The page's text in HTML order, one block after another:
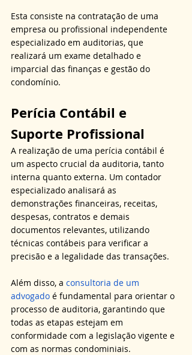
Esta consiste na contratação de uma
empresa ou profissional independente
especializado em auditorias, que
realizará um exame detalhado e
imparcial das finanças e gestão do
condomínio.
Perícia Contábil e
Suporte Profissional
A realização de uma perícia contábil é
um aspecto crucial da auditoria, tanto
interna quanto externa. Um contador
especializado analisará as
demonstrações financeiras, receitas,
despesas, contratos e demais
documentos relevantes, utilizando
técnicas contábeis para verificar a
precisão e a legalidade das transações.
Além disso, a consultoria de um
advogado é fundamental para orientar o
processo de auditoria, garantindo que
todas as etapas estejam em
conformidade com a legislação vigente e
com as normas condominiais.